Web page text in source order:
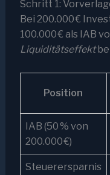
Schritt 1:
Bei 200.000 €
100.000 € als IAB
Liquiditätseffekt
Position
IAB (50 % von
200.000 €)
Steuerersparnis